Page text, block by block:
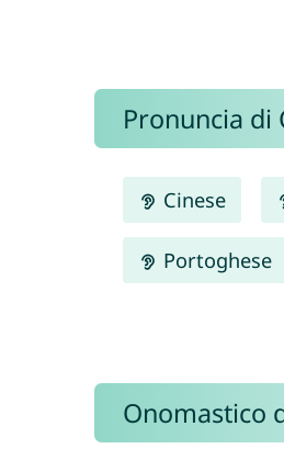
Pronuncia di
Cinese
Portoghese
Onomastico